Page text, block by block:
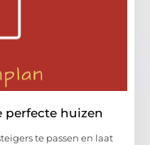
perfecte huizen
te passen en laat